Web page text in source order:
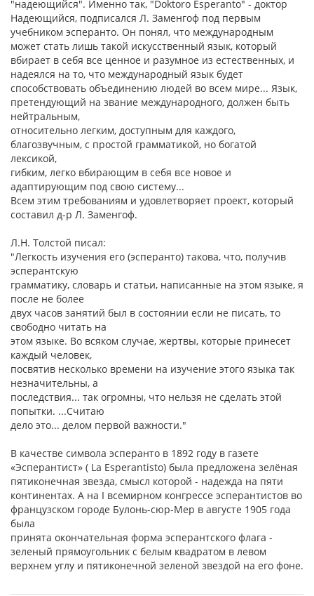
"надеющийся". Именно так, "Doktoro Esperanto" - доктор
Надеющийся, подписался Л. Заменгоф под первым
учебником эсперанто. Он понял, что международным
может стать лишь такой искусственный язык, который
вбирает в себя все ценное и разумное из естественных, и
надеялся на то, что международный язык будет
способствовать объединению людей во всем мире... Язык,
претендующий на звание международного, должен быть
нейтральным,
относительно легким, доступным для каждого,
благозвучным, с простой грамматикой, но богатой
лексикой,
гибким, легко вбирающим в себя все новое и
адаптирующим под свою систему...
Всем этим требованиям и удовлетворяет проект, который
составил д-р Л. Заменгоф.
Л.Н. Толстой писал:
"Легкость изучения его (эсперанто) такова, что, получив
эсперантскую
грамматику, словарь и статьи, написанные на этом языке, я
после не более
двух часов занятий был в состоянии если не писать, то
свободно читать на
этом языке. Во всяком случае, жертвы, которые принесет
каждый человек,
посвятив несколько времени на изучение этого языка так
незначительны, а
последствия... так огромны, что нельзя не сделать этой
попытки. ...Считаю
дело это... делом первой важности."
В качестве символа эсперанто в 1892 году в газете
«Эсперантист» ( La Esperantisto) была предложена зелёная
пятиконечная звезда, смысл которой - надежда на пяти
континентах. А на I всемирном конгрессе эсперантистов во
французском городе Булонь-сюр-Мер в августе 1905 года
была
принята окончательная форма эсперантского флага -
зеленый прямоугольник с белым квадратом в левом
верхнем углу и пятиконечной зеленой звездой на его фоне.